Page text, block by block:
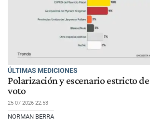
ÚLTIMAS MEDICIONES
Polarización y escenario estricto
voto
25-07-2026 22:53
NORMAN BERRA